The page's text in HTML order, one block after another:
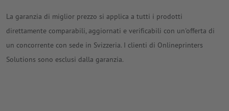
La garanzia di miglior prezzo si applica a tutti i prodotti
direttamente comparabili, aggiornati e verificabili con un'offerta di
un concorrente con sede in Svizzeria. I clienti di Onlineprinters
Solutions sono esclusi dalla garanzia.